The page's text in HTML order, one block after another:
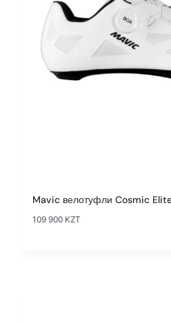
Mavic велотуфли Cosmic
109 900 KZT